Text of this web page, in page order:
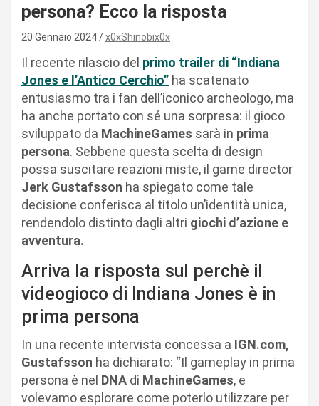
persona? Ecco la risposta
20 Gennaio 2024 x0xShinobix0x
Il recente rilascio del primo trailer di “Indiana
Jones e l’Antico Cerchio” ha scatenato
entusiasmo tra i fan dell’iconico archeologo, ma
ha anche portato con sé una sorpresa: il gioco
sviluppato da MachineGames sarà in prima
persona. Sebbene questa scelta di design
possa suscitare reazioni miste, il game director
Jerk Gustafsson ha spiegato come tale
decisione conferisca al titolo un’identità unica,
rendendolo distinto dagli altri giochi d’azione e
avventura.
Arriva la risposta sul perchè il
videogioco di Indiana Jones è in
prima persona
In una recente intervista concessa a IGN.com,
Gustafsson ha dichiarato: “Il gameplay in prima
persona è nel DNA di MachineGames, e
volevamo esplorare come poterlo utilizzare per